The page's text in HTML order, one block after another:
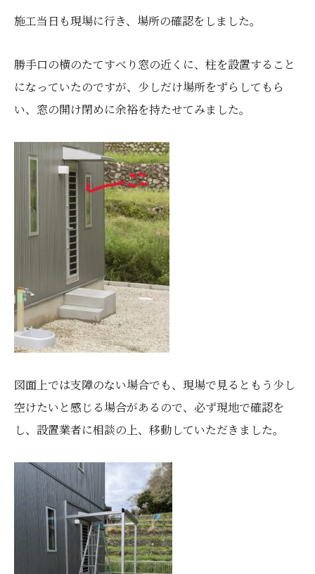
施工当日も現場に行き、場所の確認をしました。
勝手口の横のたてすべり窓の近くに、柱を設置すること
になっていたのですが、少しだけ場所をずらしてもら
い、窓の開け閉めに余裕を持たせてみました。
図面上では支障のない場合でも、現場で見るともう少し
空けたいと感じる場合があるので、必ず現地で確認を
し、設置業者に相談の上、移動していただきました。